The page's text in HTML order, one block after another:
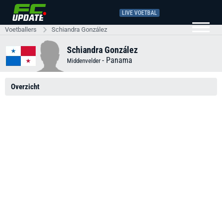
LIVE VOETBAL
Voetballers Schiandra González
Schiandra González
Middenvelder - Panama
Overzicht